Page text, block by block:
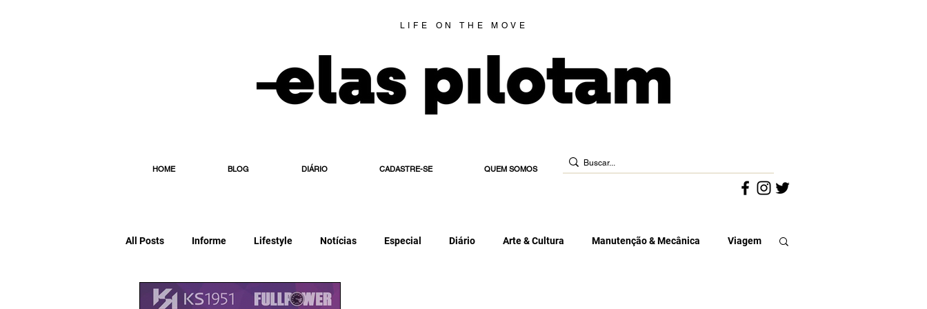
LIFE ON THE MOVE
HOME BLOG DIÁRIO CADASTRE-SE QUEM SOMOS
All Posts Informe Lifestyle Notícias Especial Diário Arte & Cultura Manutenção & Mecânica Viagem
Editorial Esporte Diário de Habilitação